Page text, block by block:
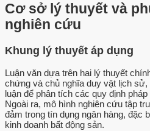
Cơ sở lý thuyết và
nghiên cứu
Khung lý thuyết áp dụng
Luận văn dựa trên hai lý thuyết
chứng và chủ nghĩa duy vật lịch
luận để phân tích các quy định
Ngoài ra, mô hình nghiên cứu tập
đảm trong tín dụng ngân hàng, đặc
kinh doanh bất động sản.